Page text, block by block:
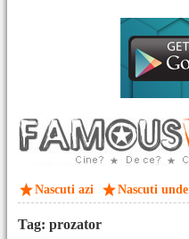
Nascuti azi Nascuti unde
Tag: prozator